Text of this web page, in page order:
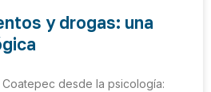
y drogas: una
desde la psicología: